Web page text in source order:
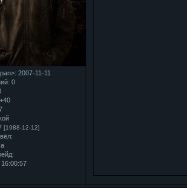
2007-11-11
0
+40
[1988-12-12]